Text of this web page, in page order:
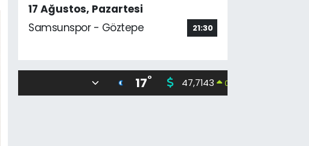
17 Ağustos, Pazartesi
Samsunspor - Göztepe
21:30
17° 47,7143 0.16